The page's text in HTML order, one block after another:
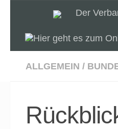
Unter dem Inhalt
Der
ALLGEMEIN /